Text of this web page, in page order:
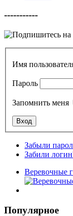
-----------
Имя
Пароль
Запомнить меня
Забыли
Забили
Веревочные
Популярное